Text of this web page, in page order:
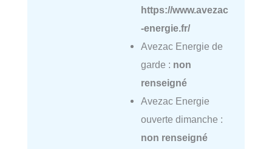
https://www.avezac
-energie.fr/
Avezac Energie de
garde : non
renseigné
Avezac Energie
ouverte dimanche :
non renseigné